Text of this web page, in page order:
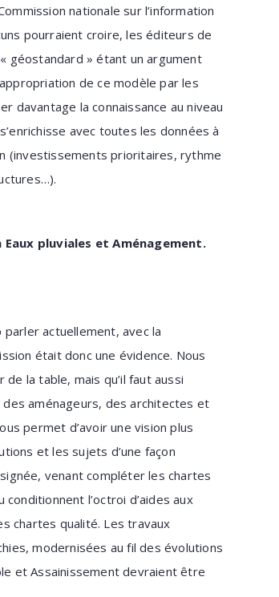
nationale sur l’information
pourraient croire, les éditeurs de
géostandard » étant un argument
de ce modèle par les
davantage la connaissance au niveau
avec toutes les données à
(investissements prioritaires, rythme
Eaux pluviales et Aménagement.
actuellement, avec la
était donc une évidence. Nous
la table, mais qu’il faut aussi
des aménageurs, des architectes et
permet d’avoir une vision plus
et les sujets d’une façon
venant compléter les chartes
l’octroi d’aides aux
chartes qualité. Les travaux
modernisées au fil des évolutions
et Assainissement devraient être